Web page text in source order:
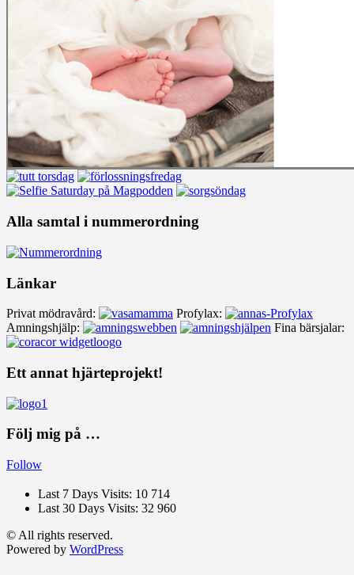
Alla samtal i nummerordning
Länkar
Privat mödravård:
Profylax:
Amningshjälp:
Fina bärsjalar:
Ett annat hjärteprojekt!
Följ mig på …
Follow
Last 7 Days Visits: 10 714
Last 30 Days Visits: 32 960
© All rights reserved.
Powered by WordPress